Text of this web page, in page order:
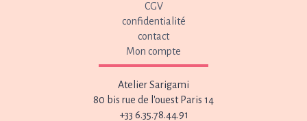
CGV
confidentialité
contact
Mon compte
Atelier Sarigami
80 bis rue de l'ouest Paris 14
+33 6.35.78.44.91